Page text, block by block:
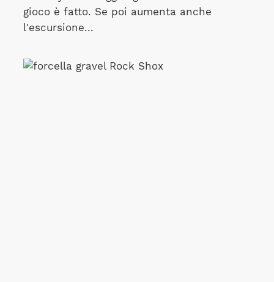
gioco è fatto. Se poi aumenta anche
l'escursione...